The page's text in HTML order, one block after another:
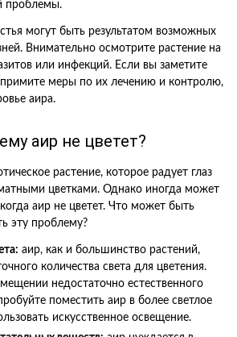
проблемы.
могут быть результатом возможных
Внимательно осмотрите растение на
или инфекций. Если вы заметите
примите меры по их лечению и контролю,
аира.
аир не цветет?
растение, которое радует глаз
цветками. Однако иногда может
аир не цветет. Что может быть
эту проблему?
аир, как и большинство растений,
количества света для цветения.
недостаточно естественного
поместить аир в более светлое
искусственное освещение.